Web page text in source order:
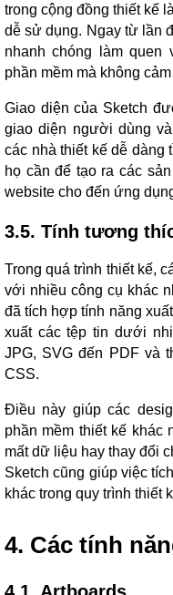
trong cộng đồng thiết kế
dễ sử dụng. Ngay từ lần
nhanh chóng làm
phần mềm mà không
Giao diện của Sketch
giao diện người dùng
các nhà thiết kế dễ dàng
họ cần để tạo ra các
website cho đến ứng
3.5. Tính tương
Trong quá trình thiết kế,
với nhiều công cụ khác
đã tích hợp tính năng
xuất các tệp tin dưới
JPG, SVG đến PDF và
CSS.
Điều này giúp các
phần mềm thiết kế khác
mất dữ liệu hay thay đổi
Sketch cũng giúp việc
khác trong quy trình thiết
4. Các tính